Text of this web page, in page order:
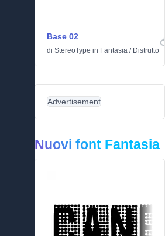
Base 02
di StereoType in Fantasia / Distrutto
Advertisement
Nuovi font Fantasia